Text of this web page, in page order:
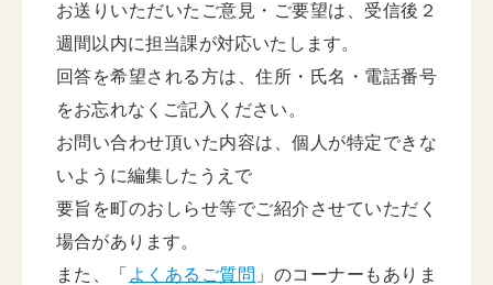
お送りいただいたご意見・ご要望は、受信後２
週間以内に担当課が対応いたします。
回答を希望される方は、住所・氏名・電話番号
をお忘れなくご記入ください。
お問い合わせ頂いた内容は、個人が特定できな
いように編集したうえで
要旨を町のおしらせ等でご紹介させていただく
場合があります。
また、「 よくあるご質問 」のコーナーもありま